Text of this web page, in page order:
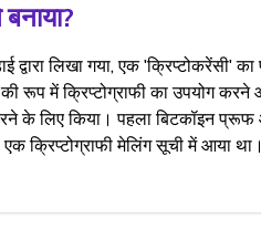
द्वारा लिखा गया, एक 'क्रिप्टोकरेंसी'
रूप में क्रिप्टोग्राफी का उपयोग करने
के लिए किया। पहला बिटकॉइन
एक क्रिप्टोग्राफी मेलिंग सूची में आया था।